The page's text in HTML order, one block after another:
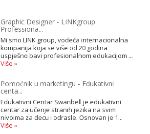
Graphic Designer - LINKgroup
Professiona...
Mi smo LINK group, vodeća internacionalna
kompanija koja se više od 20 godina
uspješno bavi profesionalnom edukacijom ...
Više »
Pomoćnik u marketingu - Edukativni
centa...
Edukativni Centar Swanbell je edukativni
centar za učenje stranih jezika na svim
nivoima za decu i odrasle. Osnovan je 1...
Više »